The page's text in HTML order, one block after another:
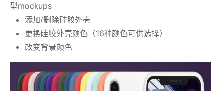
型mockups
添加/删除硅胶外壳
更换硅胶外壳颜色（16种颜色可供选择）
改变背景颜色